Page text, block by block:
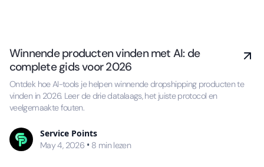
Winnende producten vinden met AI: de
complete gids voor 2026
Ontdek hoe AI-tools je helpen winnende dropshipping producten te
vinden in 2026. Leer de drie datalaags, het juiste protocol en
veelgemaakte fouten.
Service Points
May 4, 2026 • 8 min lezen